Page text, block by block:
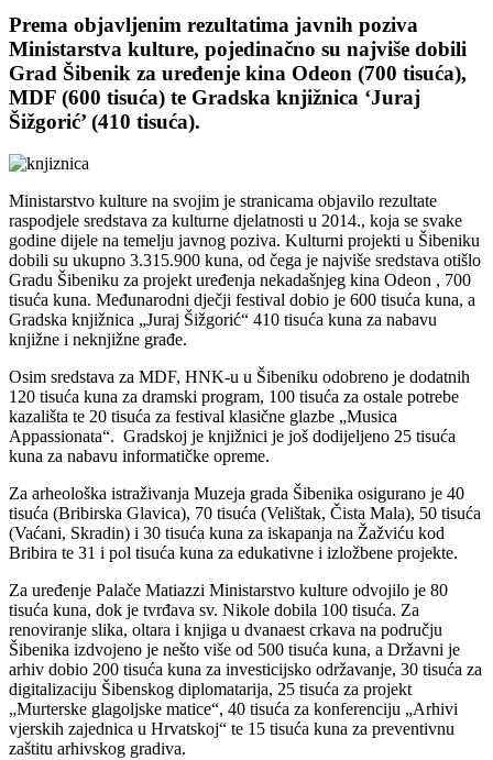
Prema objavljenim rezultatima javnih poziva
Ministarstva kulture, pojedinačno su najviše dobili
Grad Šibenik za uređenje kina Odeon (700 tisuća),
MDF (600 tisuća) te Gradska knjižnica ‘Juraj
Šižgorić’ (410 tisuća).
Ministarstvo kulture na svojim je stranicama objavilo rezultate
raspodjele sredstava za kulturne djelatnosti u 2014., koja se svake
godine dijele na temelju javnog poziva. Kulturni projekti u Šibeniku
dobili su ukupno 3.315.900 kuna, od čega je najviše sredstava otišlo
Gradu Šibeniku za projekt uređenja nekadašnjeg kina Odeon , 700
tisuća kuna. Međunarodni dječji festival dobio je 600 tisuća kuna, a
Gradska knjižnica „Juraj Šižgorić“ 410 tisuća kuna za nabavu
knjižne i neknjižne građe.
Osim sredstava za MDF, HNK-u u Šibeniku odobreno je dodatnih
120 tisuća kuna za dramski program, 100 tisuća za ostale potrebe
kazališta te 20 tisuća za festival klasične glazbe „Musica
Appassionata“. Gradskoj je knjižnici je još dodijeljeno 25 tisuća
kuna za nabavu informatičke opreme.
Za arheološka istraživanja Muzeja grada Šibenika osigurano je 40
tisuća (Bribirska Glavica), 70 tisuća (Velištak, Čista Mala), 50 tisuća
(Vaćani, Skradin) i 30 tisuća kuna za iskapanja na Žažviću kod
Bribira te 31 i pol tisuća kuna za edukativne i izložbene projekte.
Za uređenje Palače Matiazzi Ministarstvo kulture odvojilo je 80
tisuća kuna, dok je tvrđava sv. Nikole dobila 100 tisuća. Za
renoviranje slika, oltara i knjiga u dvanaest crkava na području
Šibenika izdvojeno je nešto više od 500 tisuća kuna, a Državni je
arhiv dobio 200 tisuća kuna za investicijsko održavanje, 30 tisuća za
digitalizaciju Šibenskog diplomatarija, 25 tisuća za projekt
„Murterske glagoljske matice“, 40 tisuća za konferenciju „Arhivi
vjerskih zajednica u Hrvatskoj“ te 15 tisuća kuna za preventivnu
zaštitu arhivskog gradiva.